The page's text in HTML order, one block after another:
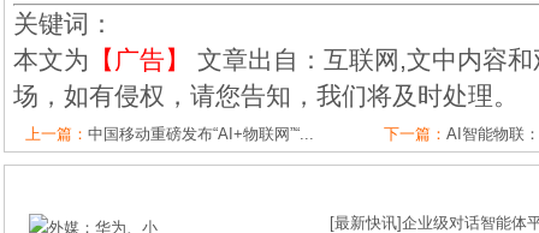
关键词：
本文为 【广告】
文章出自：互联网,文中内容
场，如有侵权，请您告知，我们将及时处理。
上一篇： 中国移动重磅发布“AI+物联网”“... 下一篇： AI智能物联
[最新快讯]企业级对话智能体